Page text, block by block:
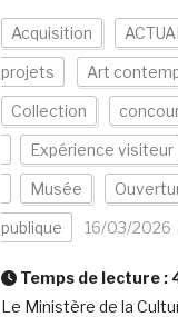
Acquisition
projets Art
Collection
Expérience visiteur
Musée
publique 16/03/2026
Temps de lecture :
Le Ministère de la